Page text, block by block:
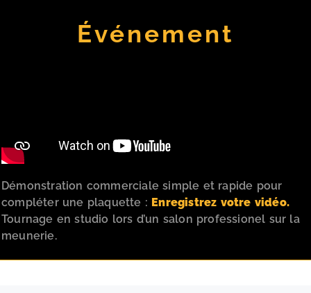
Événement
Démonstration commerciale simple et rapide pour
compléter une plaquette : Enregistrez votre vidéo.
Tournage en studio lors d’un salon professionel sur la
meunerie.